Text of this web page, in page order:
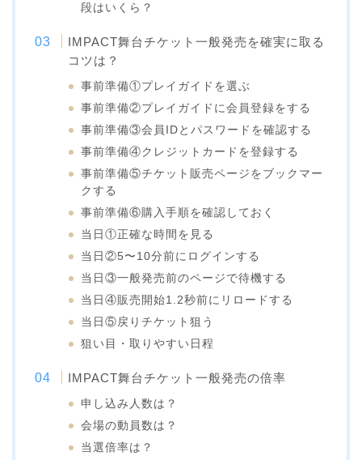
段はいくら？
IMPACT舞台チケット一般発売を確実に取る
コツは？
事前準備①プレイガイドを選ぶ
事前準備②プレイガイドに会員登録をする
事前準備③会員IDとパスワードを確認する
事前準備④クレジットカードを登録する
事前準備⑤チケット販売ページをブックマー
クする
事前準備⑥購入手順を確認しておく
当日①正確な時間を見る
当日②5〜10分前にログインする
当日③一般発売前のページで待機する
当日④販売開始1.2秒前にリロードする
当日⑤戻りチケット狙う
狙い目・取りやすい日程
IMPACT舞台チケット一般発売の倍率
申し込み人数は？
会場の動員数は？
当選倍率は？